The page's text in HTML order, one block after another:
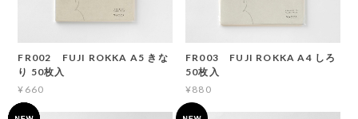
FR002 FUJI ROKKA A5 きな
り 50枚入
¥660
FR003 FUJI ROKKA A4 しろ
50枚入
¥880